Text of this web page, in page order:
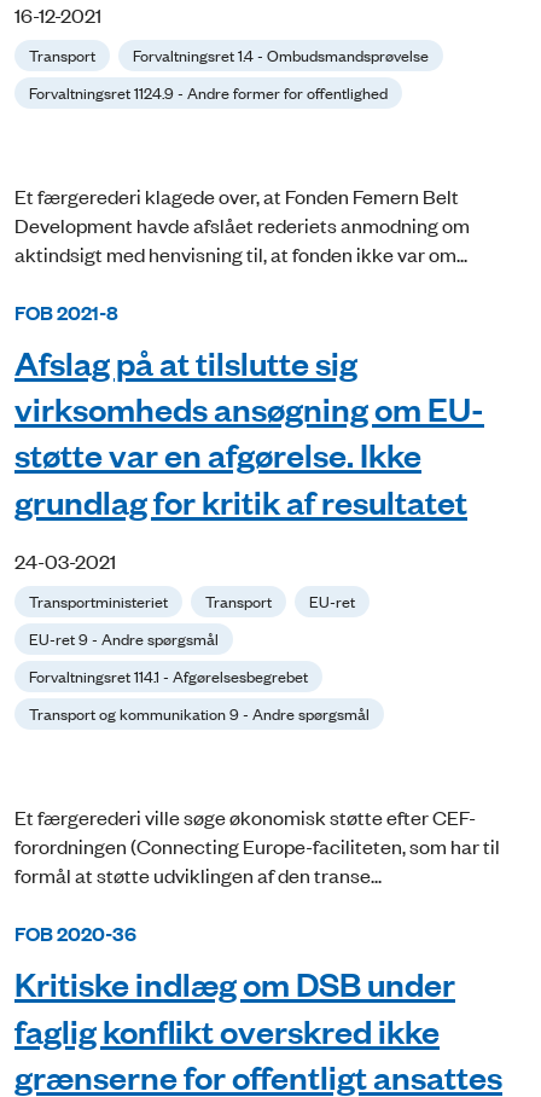
16-12-2021
Transport
Forvaltningsret 1.4 - Ombudsmandsprøvelse
Forvaltningsret 1124.9 - Andre former for offentlighed
Et færgerederi klagede over, at Fonden Femern Belt
Development havde afslået rederiets anmodning om
aktindsigt med henvisning til, at fonden ikke var om...
FOB 2021-8
Afslag på at tilslutte sig
virksomheds ansøgning om EU-
støtte var en afgørelse. Ikke
grundlag for kritik af resultatet
24-03-2021
Transportministeriet Transport
EU-ret
EU-ret 9 - Andre spørgsmål
Forvaltningsret 114.1 - Afgørelsesbegrebet
Transport og kommunikation 9 - Andre spørgsmål
Et færgerederi ville søge økonomisk støtte efter CEF-
forordningen (Connecting Europe-faciliteten, som har til
formål at støtte udviklingen af den transe...
FOB 2020-36
Kritiske indlæg om DSB under
faglig konflikt overskred ikke
grænserne for offentligt ansattes